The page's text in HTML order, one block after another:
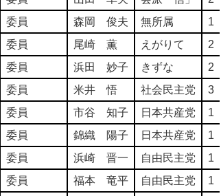
委員
森岡 俊夫 無所属
1
委員
尾崎 薫 えがりて
2
委員
浜田 妙子 きずな
2
委員
米井 悟 社会民主党
3
委員
市谷 知子 日本共産党
1
委員
錦織 陽子 日本共産党
1
委員
浜崎 晋一 自由民主党
1
委員
福本 竜平 自由民主党 1